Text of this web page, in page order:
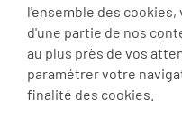
l'ensemble des
d'une partie de nos
au plus près de vos
paramétrer votre
finalité des cookies.